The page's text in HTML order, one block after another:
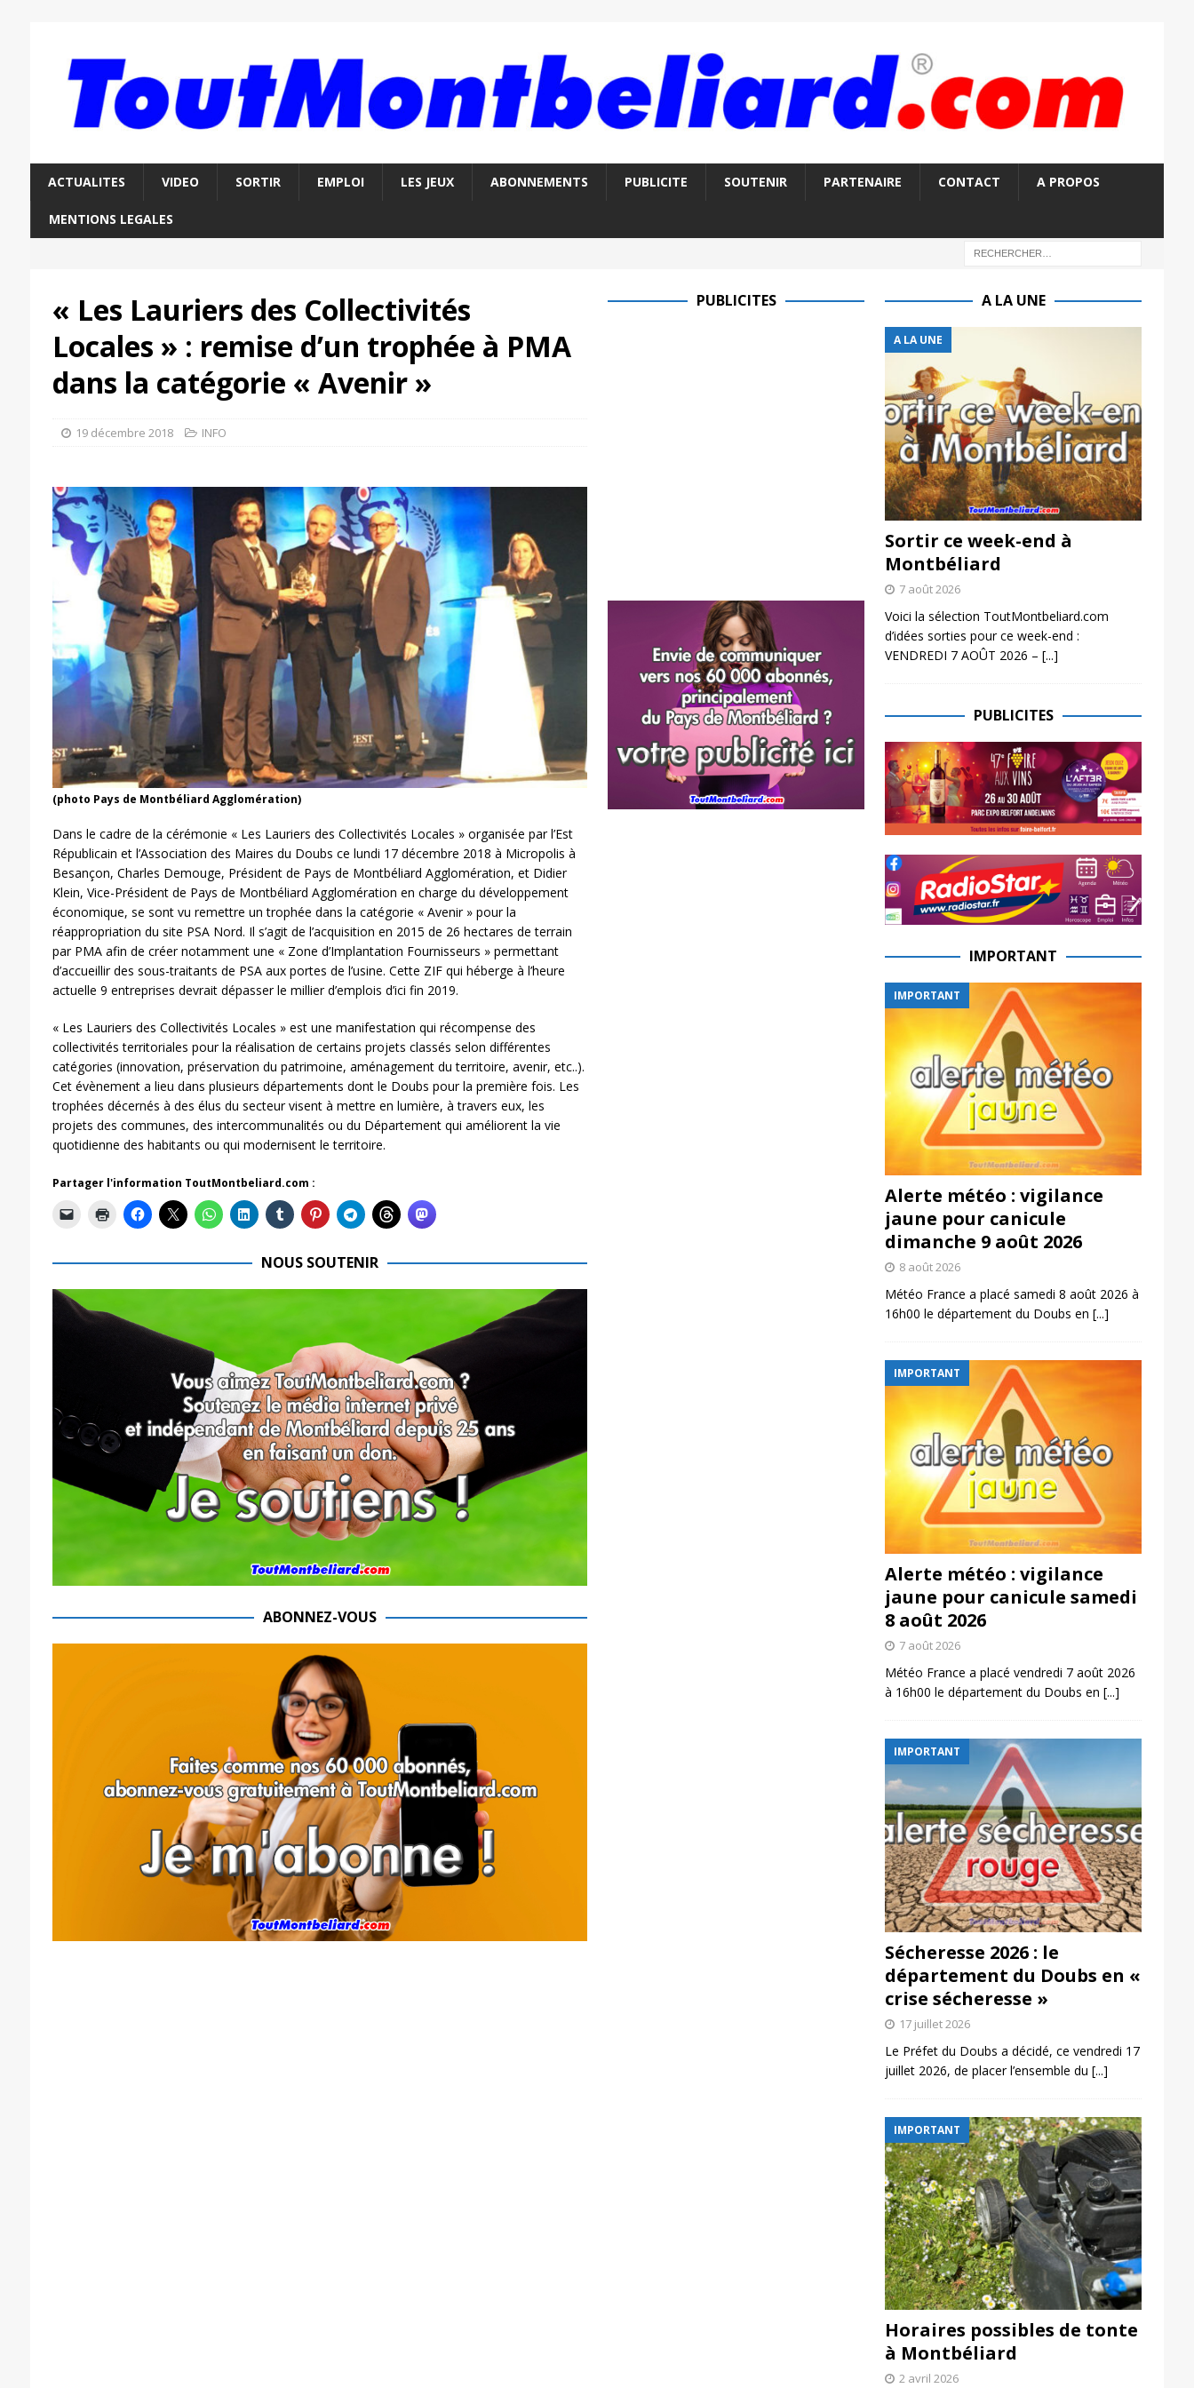
ACTUALITES VIDEO SORTIR EMPLOI LES JEUX ABONNEMENTS PUBLICITE SOUTENIR PARTENAIRE CONTACT A PROPOS
MENTIONS LEGALES
« Les Lauriers des Collectivités
Locales » : remise d’un trophée à PMA
dans la catégorie « Avenir »
19 décembre 2018 INFO
(photo Pays de Montbéliard Agglomération)
Dans le cadre de la cérémonie « Les Lauriers des Collectivités Locales » organisée par l’Est
Républicain et l’Association des Maires du Doubs ce lundi 17 décembre 2018 à Micropolis à
Besançon, Charles Demouge, Président de Pays de Montbéliard Agglomération, et Didier
Klein, Vice-Président de Pays de Montbéliard Agglomération en charge du développement
économique, se sont vu remettre un trophée dans la catégorie « Avenir » pour la
réappropriation du site PSA Nord. Il s’agit de l’acquisition en 2015 de 26 hectares de terrain
par PMA afin de créer notamment une « Zone d’Implantation Fournisseurs » permettant
d’accueillir des sous-traitants de PSA aux portes de l’usine. Cette ZIF qui héberge à l’heure
actuelle 9 entreprises devrait dépasser le millier d’emplois d’ici fin 2019.
« Les Lauriers des Collectivités Locales » est une manifestation qui récompense des
collectivités territoriales pour la réalisation de certains projets classés selon différentes
catégories (innovation, préservation du patrimoine, aménagement du territoire, avenir, etc..).
Cet évènement a lieu dans plusieurs départements dont le Doubs pour la première fois. Les
trophées décernés à des élus du secteur visent à mettre en lumière, à travers eux, les
projets des communes, des intercommunalités ou du Département qui améliorent la vie
quotidienne des habitants ou qui modernisent le territoire.
Partager l'information ToutMontbeliard.com :
NOUS SOUTENIR
ABONNEZ-VOUS
PUBLICITES A LA UNE
A LA UNE
Sortir ce week-end à
Montbéliard
7 août 2026
Voici la sélection ToutMontbeliard.com
d’idées sorties pour ce week-end :
VENDREDI 7 AOÛT 2026 – [...]
PUBLICITES
IMPORTANT
IMPORTANT
Alerte météo : vigilance
jaune pour canicule
dimanche 9 août 2026
8 août 2026
Météo France a placé samedi 8 août 2026 à
16h00 le département du Doubs en [...]
IMPORTANT
Alerte météo : vigilance
jaune pour canicule samedi
8 août 2026
7 août 2026
Météo France a placé vendredi 7 août 2026
à 16h00 le département du Doubs en [...]
IMPORTANT
Sécheresse 2026 : le
département du Doubs en «
crise sécheresse »
17 juillet 2026
Le Préfet du Doubs a décidé, ce vendredi 17
juillet 2026, de placer l’ensemble du [...]
IMPORTANT
Horaires possibles de tonte
à Montbéliard
2 avril 2026